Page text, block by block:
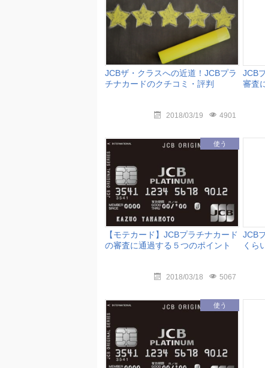
JCBザ・クラスへの近道！JCBプラ
チナカードのクチコミ・評判
2018/03/19 4901
JCB
審査
使う
【モテカード】JCBプラチナカード
の審査に通過する５つのポイント
2018/03/18 5067
JCB
くら
使う